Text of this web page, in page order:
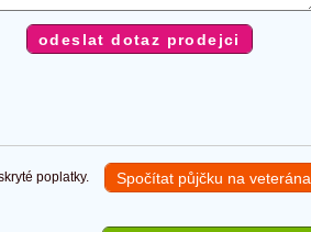
poplatky. Spočítat půjčku na veterána